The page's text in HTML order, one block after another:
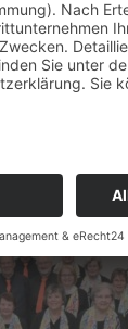
Arbeiten des
Seit Jahren
des GymKro –
– überaus...